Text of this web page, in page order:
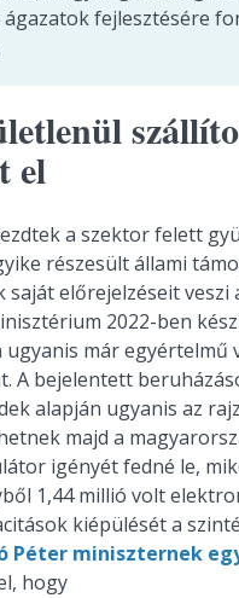
fejlesztésére
el
a szektor felett
részesült állami
saját előrejelzéseit
2022-ben
már
A bejelentett
alapján ugyanis az
majd a
igényét fedné le,
1,44 millió volt
kiépülését a
miniszternek
hogy